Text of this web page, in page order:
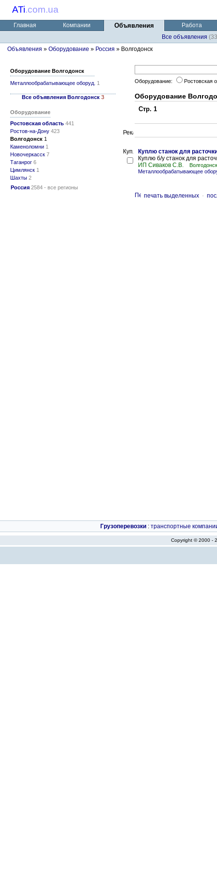
ATi.com.ua
Главная Компании Объявления
Работа
Все объявления
Объявления » Оборудование » Россия » Волгодонск
Оборудование Волгодонск
Металлообрабатывающее оборуд. 1
Все объявления Волгодонск 3
Оборудование
Ростовская область 441
Ростов-на-Дону 423
Волгодонск 1
Каменоломни 1
Новочеркасск 7
Таганрог 6
Цимлянск 1
Шахты 2
Россия 2584 - все регионы
Оборудование: Ростовская
Оборудование
Стр. 1
Куплю станок для
Куплю б/у станок для
ИП Сиваков С.В.
Металлообрабатывающее
печать выделенных -
Грузоперевозки : транспортные
Copyright © 2000 -